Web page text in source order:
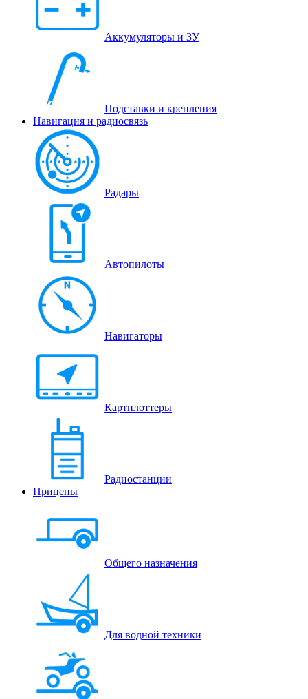
Аккумуляторы и ЗУ
Подставки и крепления
Навигация и радиосвязь
Радары
Автопилоты
Навигаторы
Картплоттеры
Радиостанции
Прицепы
Общего назначения
Для водной техники